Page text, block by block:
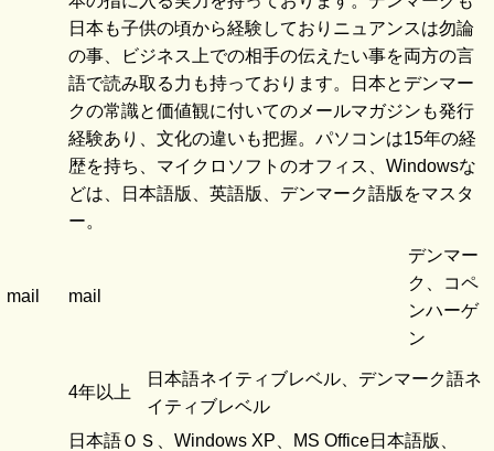
日本も子供の頃から経験しておりニュアンスは勿論
の事、ビジネス上での相手の伝えたい事を両方の言
語で読み取る力も持っております。日本とデンマー
クの常識と価値観に付いてのメールマガジンも発行
経験あり、文化の違いも把握。パソコンは15年の経
歴を持ち、マイクロソフトのオフィス、Windowsな
どは、日本語版、英語版、デンマーク語版をマスタ
ー。
mail mail
デンマー
ク、コペ
ンハーゲ
ン
4年以上
日本語ネイティブレベル、デンマーク語ネ
イティブレベル
日本語ＯＳ、Windows XP、MS Office日本語版、